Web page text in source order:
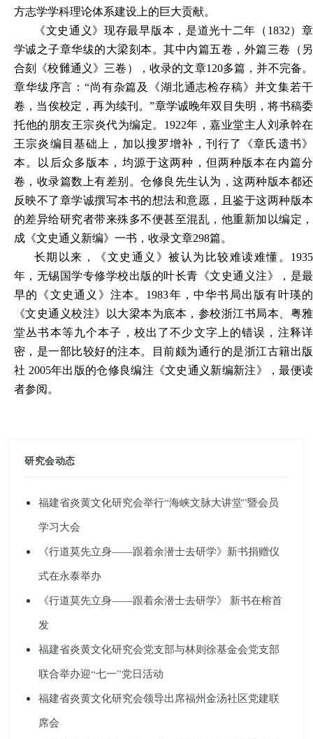
方志学学科理论体系建设上的巨大贡献。
《文史通义》现存最早版本，是道光十二年（1832）章
学诚之子章华绂的大梁刻本。其中内篇五卷，外篇三卷（另
合刻《校雠通义》三卷），收录的文章120多篇，并不完备。
章华绂序言：“尚有杂篇及《湖北通志检存稿》并文集若干
卷，当俟校定，再为续刊。”章学诚晚年双目失明，将书稿委
托他的朋友王宗炎代为编定。1922年，嘉业堂主人刘承幹在
王宗炎编目基础上，加以搜罗增补，刊行了《章氏遗书》
本。以后众多版本，均源于这两种，但两种版本在内篇分
卷，收录篇数上有差别。仓修良先生认为，这两种版本都还
反映不了章学诚撰写本书的想法和意愿，且鉴于这两种版本
的差异给研究者带来殊多不便甚至混乱，他重新加以编定，
成《文史通义新编》一书，收录文章298篇。
长期以来，《文史通义》被认为比较难读难懂。1935
年，无锡国学专修学校出版的叶长青《文史通义注》，是最
早的《文史通义》注本。1983年，中华书局出版有叶瑛的
《文史通义校注》以大梁本为底本，参校浙江书局本、粤雅
堂丛书本等九个本子，校出了不少文字上的错误，注释详
密，是一部比较好的注本。目前颇为通行的是浙江古籍出版
社 2005年出版的仓修良编注《文史通义新编新注》，最便读
者参阅。
研究会动态
福建省炎黄文化研究会举行“海峡文脉大讲堂”暨会员
学习大会
《行道莫先立身——跟着余潜士去研学》新书捐赠仪
式在永泰举办
《行道莫先立身——跟着余潜士去研学》 新书在榕首
发
福建省炎黄文化研究会党支部与林则徐基金会党支部
联合举办迎“七一”党日活动
福建省炎黄文化研究会领导出席福州金汤社区党建联
席会